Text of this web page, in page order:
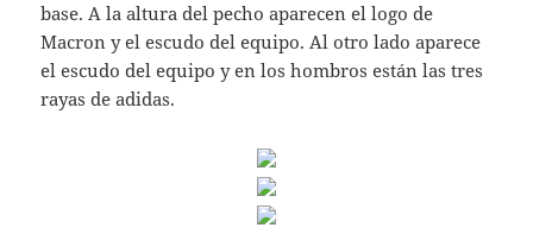
base. A la altura del pecho aparecen el logo de
Macron y el escudo del equipo. Al otro lado aparece
el escudo del equipo y en los hombros están las tres
rayas de adidas.